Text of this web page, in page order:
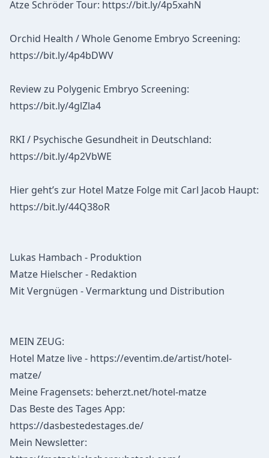
Atze Schröder Tour: https://bit.ly/4p5xahN
Orchid Health / Whole Genome Embryo Screening:
https://bit.ly/4p4bDWV
Review zu Polygenic Embryo Screening:
https://bit.ly/4glZla4
RKI / Psychische Gesundheit in Deutschland:
https://bit.ly/4p2VbWE
Hier geht’s zur Hotel Matze Folge mit Carl Jacob Haupt:
https://bit.ly/44Q38oR
Lukas Hambach - Produktion
Matze Hielscher - Redaktion
Mit Vergnügen - Vermarktung und Distribution
MEIN ZEUG:
Hotel Matze live - https://eventim.de/artist/hotel-
matze/
Meine Fragensets: beherzt.net/hotel-matze
Das Beste des Tages App:
https://dasbestedestages.de/
Mein Newsletter: